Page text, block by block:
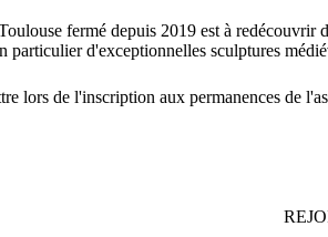
fermé depuis 2019 est à
particulier d'exceptionnelles sculptures
lors de l'inscription aux permanences de